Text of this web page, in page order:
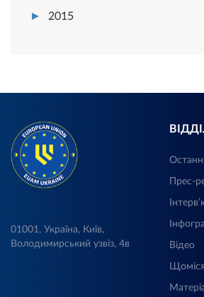
2015
01001, Україна, Київ,
Володимирський узвіз, 4в
Прес-
Відео